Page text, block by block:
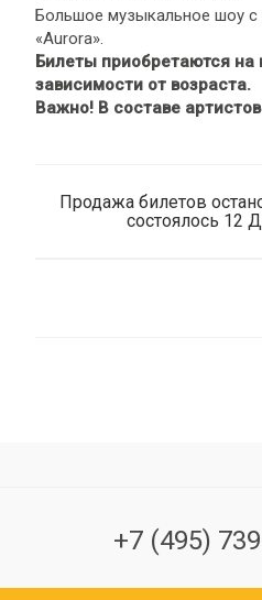
Большое музыкальное шоу с
«Aurora».
Билеты приобретаются на
зависимости от возраста.
Важно! В составе
Продажа билетов
состоялось 12
+7 (495)